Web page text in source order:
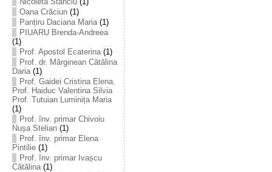
Oana Crăciun(1)
Panțiru Daciana Maria(1)
PIUARU Brenda-Andreea
(1)
Prof. Apostol Ecaterina(1)
Prof. dr. Mărginean Cătălina
Daria(1)
Prof. Gaidei Cristina Elena.
Prof. Haiduc Valentina Silvia
Prof. Tutuian Luminița Maria
(1)
Prof. înv. primar Chivoiu
Nușa Stelian(1)
Prof. înv. primar Elena
Pintilie(1)
Prof. înv. primar Ivașcu
Cătălina(1)